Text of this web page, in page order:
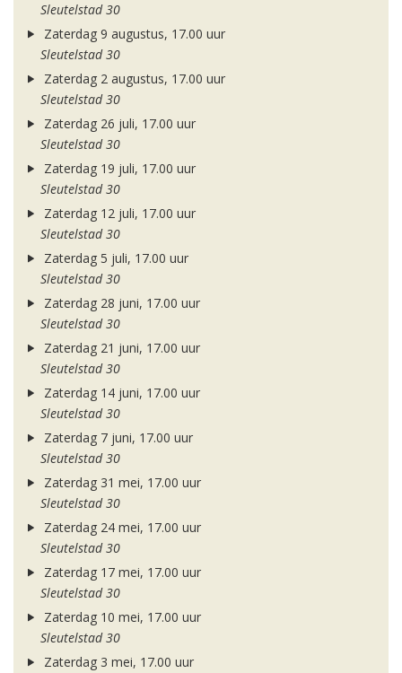
Sleutelstad 30
Zaterdag 9 augustus, 17.00 uur
Sleutelstad 30
Zaterdag 2 augustus, 17.00 uur
Sleutelstad 30
Zaterdag 26 juli, 17.00 uur
Sleutelstad 30
Zaterdag 19 juli, 17.00 uur
Sleutelstad 30
Zaterdag 12 juli, 17.00 uur
Sleutelstad 30
Zaterdag 5 juli, 17.00 uur
Sleutelstad 30
Zaterdag 28 juni, 17.00 uur
Sleutelstad 30
Zaterdag 21 juni, 17.00 uur
Sleutelstad 30
Zaterdag 14 juni, 17.00 uur
Sleutelstad 30
Zaterdag 7 juni, 17.00 uur
Sleutelstad 30
Zaterdag 31 mei, 17.00 uur
Sleutelstad 30
Zaterdag 24 mei, 17.00 uur
Sleutelstad 30
Zaterdag 17 mei, 17.00 uur
Sleutelstad 30
Zaterdag 10 mei, 17.00 uur
Sleutelstad 30
Zaterdag 3 mei, 17.00 uur